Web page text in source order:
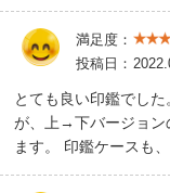
満足度：
投稿日：
とても良い印鑑でし
が、上→下バージョン
ます。 印鑑ケースも